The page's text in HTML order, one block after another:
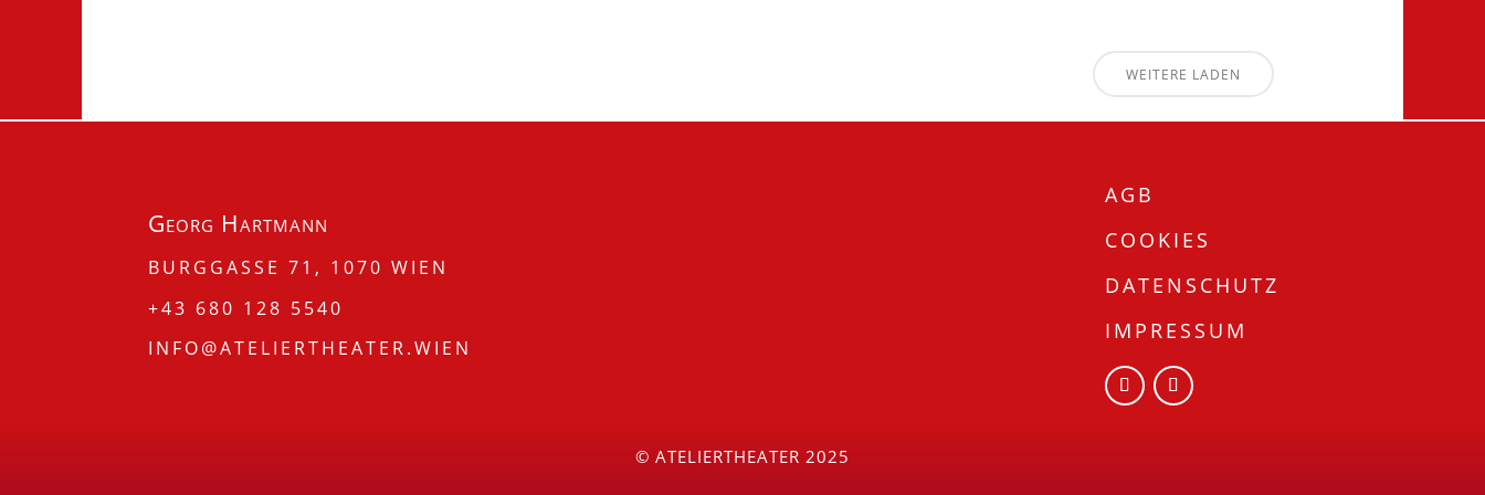
WEITERE LADEN
Georg Hartmann
BURGGASSE 71, 1070 WIEN
+43 680 128 5540
INFO@ATELIERTHEATER.WIEN
AGB
COOKIES
DATENSCHUTZ
IMPRESSUM
© ATELIERTHEATER 2025